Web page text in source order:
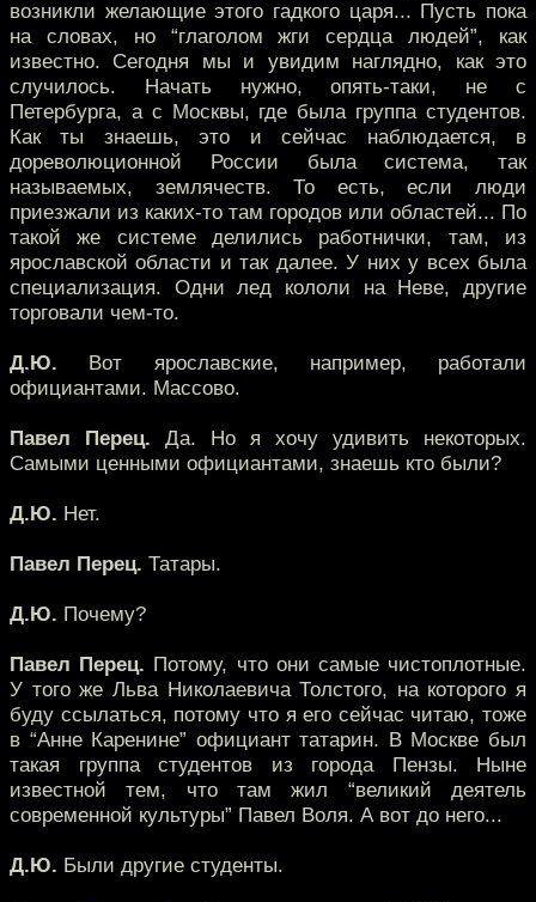
возникли желающие этого гадкого царя... Пусть пока
на словах, но “глаголом жги сердца людей”, как
известно. Сегодня мы и увидим наглядно, как это
случилось. Начать нужно, опять-таки, не с
Петербурга, а с Москвы, где была группа студентов.
Как ты знаешь, это и сейчас наблюдается, в
дореволюционной России была система, так
называемых, землячеств. То есть, если люди
приезжали из каких-то там городов или областей... По
такой же системе делились работнички, там, из
ярославской области и так далее. У них у всех была
специализация. Одни лед кололи на Неве, другие
торговали чем-то.
Д.Ю. Вот ярославские, например, работали
официантами. Массово.
Павел Перец. Да. Но я хочу удивить некоторых.
Самыми ценными официантами, знаешь кто были?
Д.Ю. Нет.
Павел Перец. Татары.
Д.Ю. Почему?
Павел Перец. Потому, что они самые чистоплотные.
У того же Льва Николаевича Толстого, на которого я
буду ссылаться, потому что я его сейчас читаю, тоже
в “Анне Каренине” официант татарин. В Москве был
такая группа студентов из города Пензы. Ныне
известной тем, что там жил “великий деятель
современной культуры” Павел Воля. А вот до него...
Д.Ю. Были другие студенты.